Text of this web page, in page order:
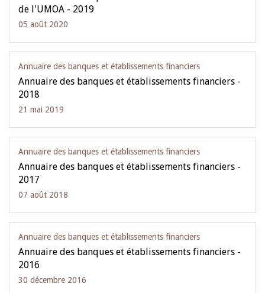
de l'UMOA - 2019
05 août 2020
Annuaire des banques et établissements financiers
Annuaire des banques et établissements financiers -
2018
21 mai 2019
Annuaire des banques et établissements financiers
Annuaire des banques et établissements financiers -
2017
07 août 2018
Annuaire des banques et établissements financiers
Annuaire des banques et établissements financiers -
2016
30 décembre 2016